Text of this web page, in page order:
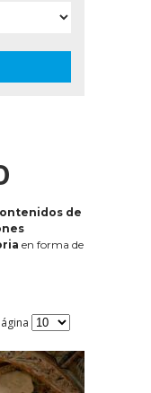
de
en forma de